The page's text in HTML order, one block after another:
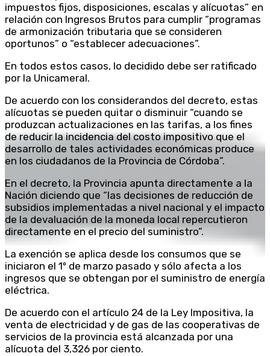
impuestos fijos, disposiciones, escalas y alícuotas” en
relación con Ingresos Brutos para cumplir “programas
de armonización tributaria que se consideren
oportunos” o “establecer adecuaciones”.
En todos estos casos, lo decidido debe ser ratificado
por la Unicameral.
De acuerdo con los considerandos del decreto, estas
alícuotas se pueden quitar o disminuir “cuando se
produzcan actualizaciones en las tarifas, a los fines
de reducir la incidencia del costo impositivo que el
desarrollo de tales actividades económicas produce
en los ciudadanos de la Provincia de Córdoba”.
En el decreto, la Provincia apunta directamente a la
Nación diciendo que “las decisiones de reducción de
subsidios implementadas a nivel nacional y el impacto
de la devaluación de la moneda local repercutieron
directamente en el precio del suministro”.
La exención se aplica desde los consumos que se
iniciaron el 1º de marzo pasado y sólo afecta a los
ingresos que se obtengan por el suministro de energía
eléctrica.
De acuerdo con el artículo 24 de la Ley Impositiva, la
venta de electricidad y de gas de las cooperativas de
servicios de la provincia está alcanzada por una
alícuota del 3,326 por ciento.